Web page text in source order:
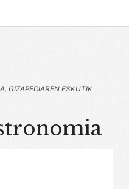
GIZAPEDIAREN ESKUTIK